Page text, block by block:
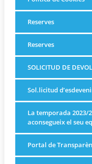
Reserves
Reserves
SOLICITUD DE
Sol.licitud
La temporada 2023/
aconsegueix el seu
Portal de